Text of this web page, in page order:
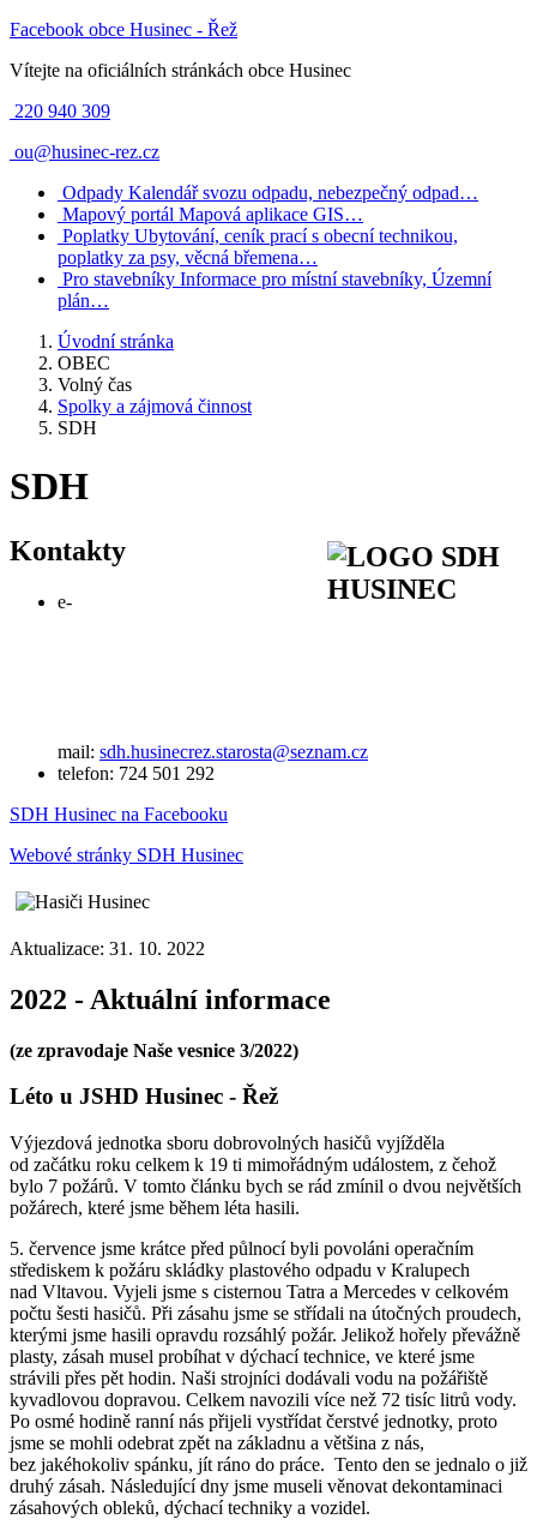
Facebook obce Husinec - Řež
Vítejte na oficiálních stránkách obce Husinec
220 940 309
ou@husinec-rez.cz
Odpady Kalendář svozu odpadu, nebezpečný odpad…
Mapový portál Mapová aplikace GIS…
Poplatky Ubytování, ceník prací s obecní technikou,
poplatky za psy, věcná břemena…
Pro stavebníky Informace pro místní stavebníky, Územní
plán…
Úvodní stránka
OBEC
Volný čas
Spolky a zájmová činnost
SDH
SDH
Kontakty
e-
mail: sdh.husinecrez.starosta@seznam.cz
telefon: 724 501 292
SDH Husinec na Facebooku
Webové stránky SDH Husinec
Aktualizace: 31. 10. 2022
2022 - Aktuální informace
(ze zpravodaje Naše vesnice 3/2022)
Léto u JSHD Husinec - Řež
Výjezdová jednotka sboru dobrovolných hasičů vyjížděla
od začátku roku celkem k 19 ti mimořádným událostem, z čehož
bylo 7 požárů. V tomto článku bych se rád zmínil o dvou největších
požárech, které jsme během léta hasili.
5. července jsme krátce před půlnocí byli povoláni operačním
střediskem k požáru skládky plastového odpadu v Kralupech
nad Vltavou. Vyjeli jsme s cisternou Tatra a Mercedes v celkovém
počtu šesti hasičů. Při zásahu jsme se střídali na útočných proudech,
kterými jsme hasili opravdu rozsáhlý požár. Jelikož hořely převážně
plasty, zásah musel probíhat v dýchací technice, ve které jsme
strávili přes pět hodin. Naši strojníci dodávali vodu na požářiště
kyvadlovou dopravou. Celkem navozili více než 72 tisíc litrů vody.
Po osmé hodině ranní nás přijeli vystřídat čerstvé jednotky, proto
jsme se mohli odebrat zpět na základnu a většina z nás,
bez jakéhokoliv spánku, jít ráno do práce. Tento den se jednalo o již
druhý zásah. Následující dny jsme museli věnovat dekontaminaci
zásahových obleků, dýchací techniky a vozidel.